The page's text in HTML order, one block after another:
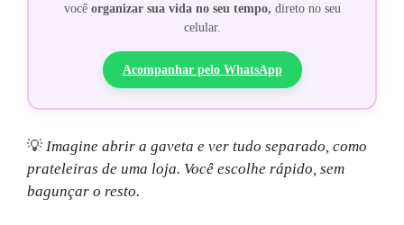
você organizar sua vida no seu tempo, direto no seu
celular.
Acompanhar pelo WhatsApp
💡 Imagine abrir a gaveta e ver tudo separado, como
prateleiras de uma loja. Você escolhe rápido, sem
bagunçar o resto.